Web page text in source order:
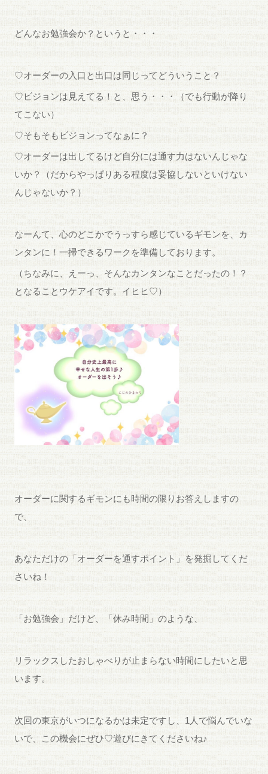
どんなお勉強会か？というと・・・
♡オーダーの入口と出口は同じってどういうこと？
♡ビジョンは見えてる！と、思う・・・（でも行動が降り
てこない）
♡そもそもビジョンってなぁに？
♡オーダーは出してるけど自分には通す力はないんじゃな
いか？（だからやっぱりある程度は妥協しないといけない
んじゃないか？）
なーんて、心のどこかでうっすら感じているギモンを、カ
ンタンに！一掃できるワークを準備しております。
（ちなみに、えーっ、そんなカンタンなことだったの！？
となることウケアイです。イヒヒ♡）
オーダーに関するギモンにも時間の限りお答えしますの
で、
あなただけの「オーダーを通すポイント」を発掘してくだ
さいね！
「お勉強会」だけど、「休み時間」のような、
リラックスしたおしゃべりが止まらない時間にしたいと思
います。
次回の東京がいつになるかは未定ですし、1人で悩んでいな
いで、この機会にぜひ♡遊びにきてくださいね♪